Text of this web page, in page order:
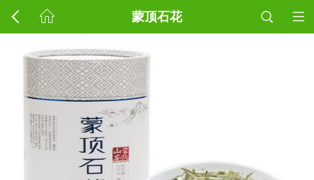
蒙顶石花